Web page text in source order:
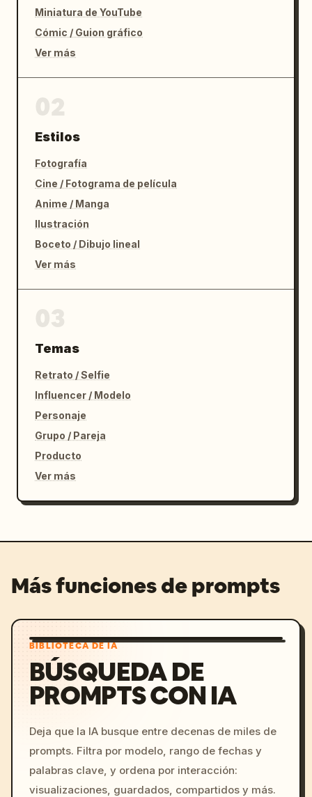
Miniatura de YouTube
Cómic / Guion gráfico
Ver más
Estilos
Fotografía
Cine / Fotograma de película
Anime / Manga
Ilustración
Boceto / Dibujo lineal
Ver más
Temas
Retrato / Selfie
Influencer / Modelo
Personaje
Grupo / Pareja
Producto
Ver más
Más funciones de prompts
BIBLIOTECA DE IA
BÚSQUEDA DE
PROMPTS CON IA
Deja que la IA busque entre decenas de miles de
prompts. Filtra por modelo, rango de fechas y
palabras clave, y ordena por interacción:
visualizaciones, guardados, compartidos y más.